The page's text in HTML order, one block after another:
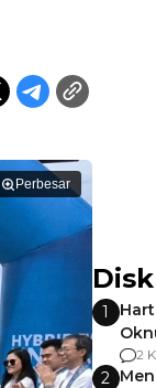
Perbesar
1
2
2